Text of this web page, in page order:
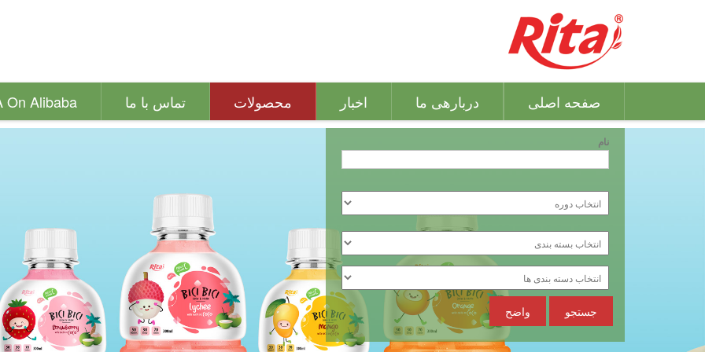
صفحه اصلی دربارهی ما اخبار محصولات تماس با ما On Alibaba
نام
جستجو واضح